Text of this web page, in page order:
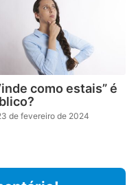
como estais” é
de fevereiro de 2024